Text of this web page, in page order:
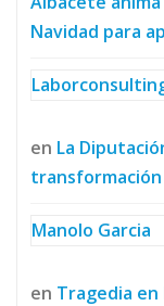
Navidad para
en La
transformación
Manolo Garcia
en Tragedia en